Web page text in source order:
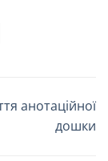
анотаційної
дошки